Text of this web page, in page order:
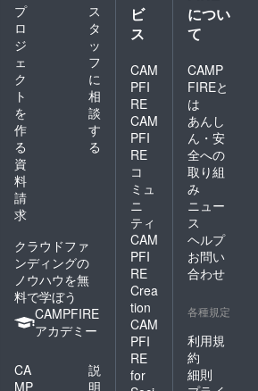
回目・
３回目
は、メ
価格の
10,780
円（税
込）で
美容液
を購入
するこ
とが出
す。
●また、
希望す
れば、
「VOIC
E化粧品
ム」の
して参
加する
ことが
出来ま
だいた
方に限
り、２
３回目
は、メ
ンバー
価格の
10,780
円（税
込）で
美容液
を購入
するこ
とが出
来ま
す。
●また、
希望す
れば、
E化粧品
チー
ム」の
一員と
して参
基づく
医療、
診療行
ござい
ませ
ん。効
果には
個人差
がござ
います
ことを
予めご
了承く
ださ
い。
【クラ
ウド
ファン
ディン
典】
容液を
購入し
ていた
だいた
プ
ロ
ジ
ェ
ク
ト
を
作
る
ス
タ
ッ
フ
に
相
談
す
る
資
料
請
求
クラウドファ
ンディングの
ノウハウを無
料で学ぼう
CAMPFIRE
アカデミー
CA
MP
説
明
ビ
ス
CAM
PFI
RE
CAM
PFI
RE
コ
ミュ
ニ
ティ
CAM
PFI
RE
Crea
tion
CAM
PFI
RE
for
につい
て
CAMP
FIREと
は
あんし
ん・安
全への
取り組
み
ニュー
ス
ヘルプ
お問い
合わせ
各種規定
利用規
約
細則